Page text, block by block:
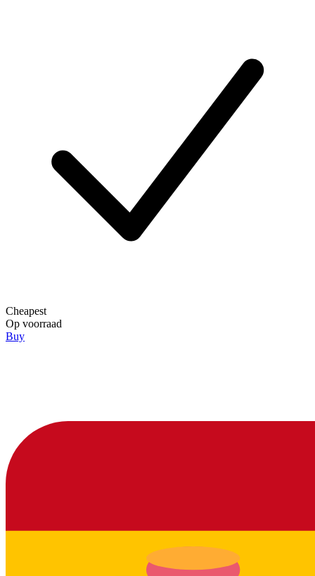
Cheapest
Op voorraad
Buy